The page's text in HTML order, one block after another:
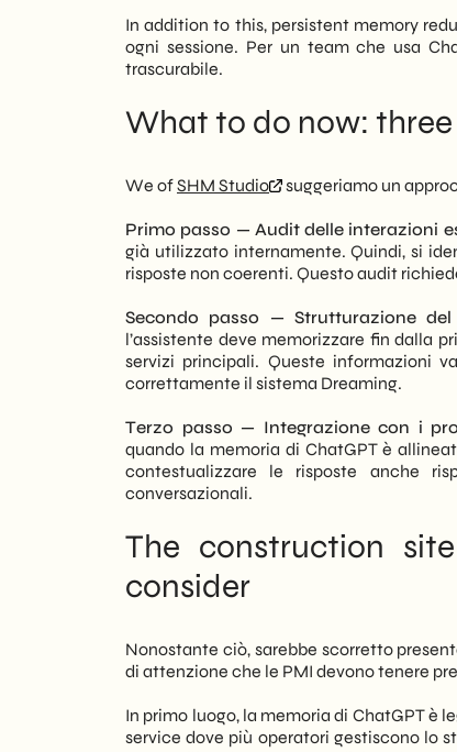
In addition to this, persistent memory
ogni sessione. Per un team che usa
trascurabile.
What to do now:
We ofSHM Studio suggeriamo un
Primo passo — Audit delle interazioni
già utilizzato internamente. Quindi, si
risposte non coerenti. Questo audit
Secondo passo — Strutturazione
l’assistente deve memorizzare fin dalla
servizi principali. Queste informazioni
correttamente il sistema Dreaming.
Terzo passo — Integrazione con i
quando la memoria di ChatGPT è
contestualizzare le risposte anche
conversazionali.
The construction
consider
Nonostante ciò, sarebbe scorretto
di attenzione che le PMI devono tenere
In primo luogo, la memoria di ChatGPT è
service dove più operatori gestiscono lo